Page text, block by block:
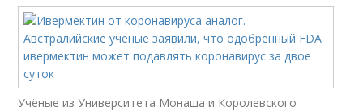
Учёные из Университета Монаша и Королевского